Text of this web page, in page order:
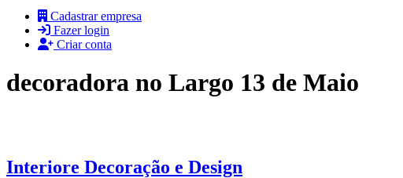
Cadastrar empresa
Fazer login
Criar conta
decoradora no Largo 13 de Maio
Interiore Decoração e Design